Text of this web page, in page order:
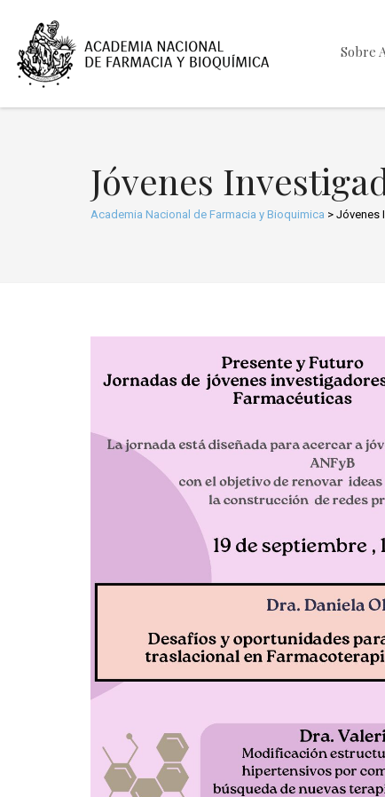
Sobre
Jóvenes
Academia Nacional de Farmacia y Bioquimica > Jóvenes